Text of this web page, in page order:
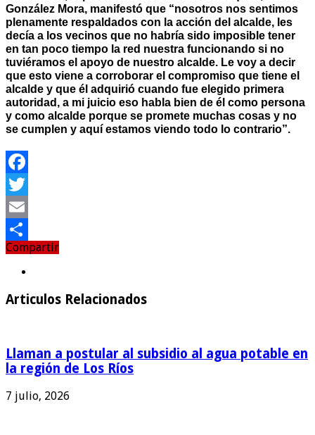
González Mora, manifestó que “nosotros nos sentimos
plenamente respaldados con la acción del alcalde, les
decía a los vecinos que no habría sido imposible tener
en tan poco tiempo la red nuestra funcionando si no
tuviéramos el apoyo de nuestro alcalde. Le voy a decir
que esto viene a corroborar el compromiso que tiene el
alcalde y que él adquirió cuando fue elegido primera
autoridad, a mi juicio eso habla bien de él como persona
y como alcalde porque se promete muchas cosas y no
se cumplen y aquí estamos viendo todo lo contrario”.
Facebook
Twitter
Email
Compartir
Compartir
Articulos Relacionados
Llaman a postular al subsidio al agua potable en
la región de Los Ríos
7 julio, 2026